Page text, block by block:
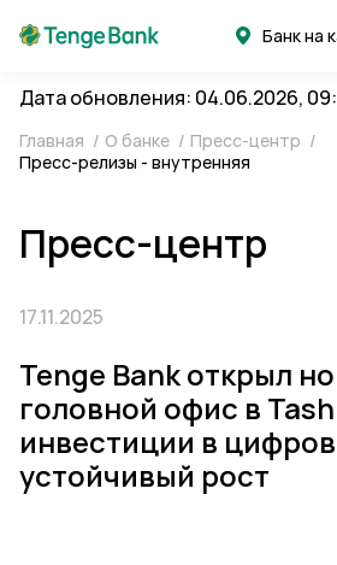
Банк на
Дата обновления: 04.06.2026,
Главная / О банке / Пресс-центр /
Пресс-релизы - внутренняя
Пресс-центр
17.11.2025
Tenge Bank открыл
головной офис в
инвестиции в
устойчивый рост